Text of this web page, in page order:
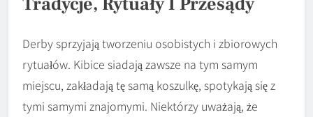
Derby sprzyjają tworzeniu osobistych i zbiorowych
rytuałów. Kibice siadają zawsze na tym samym
miejscu, zakładają tę samą koszulkę, spotykają się z
tymi samymi znajomymi. Niektórzy uważają, że